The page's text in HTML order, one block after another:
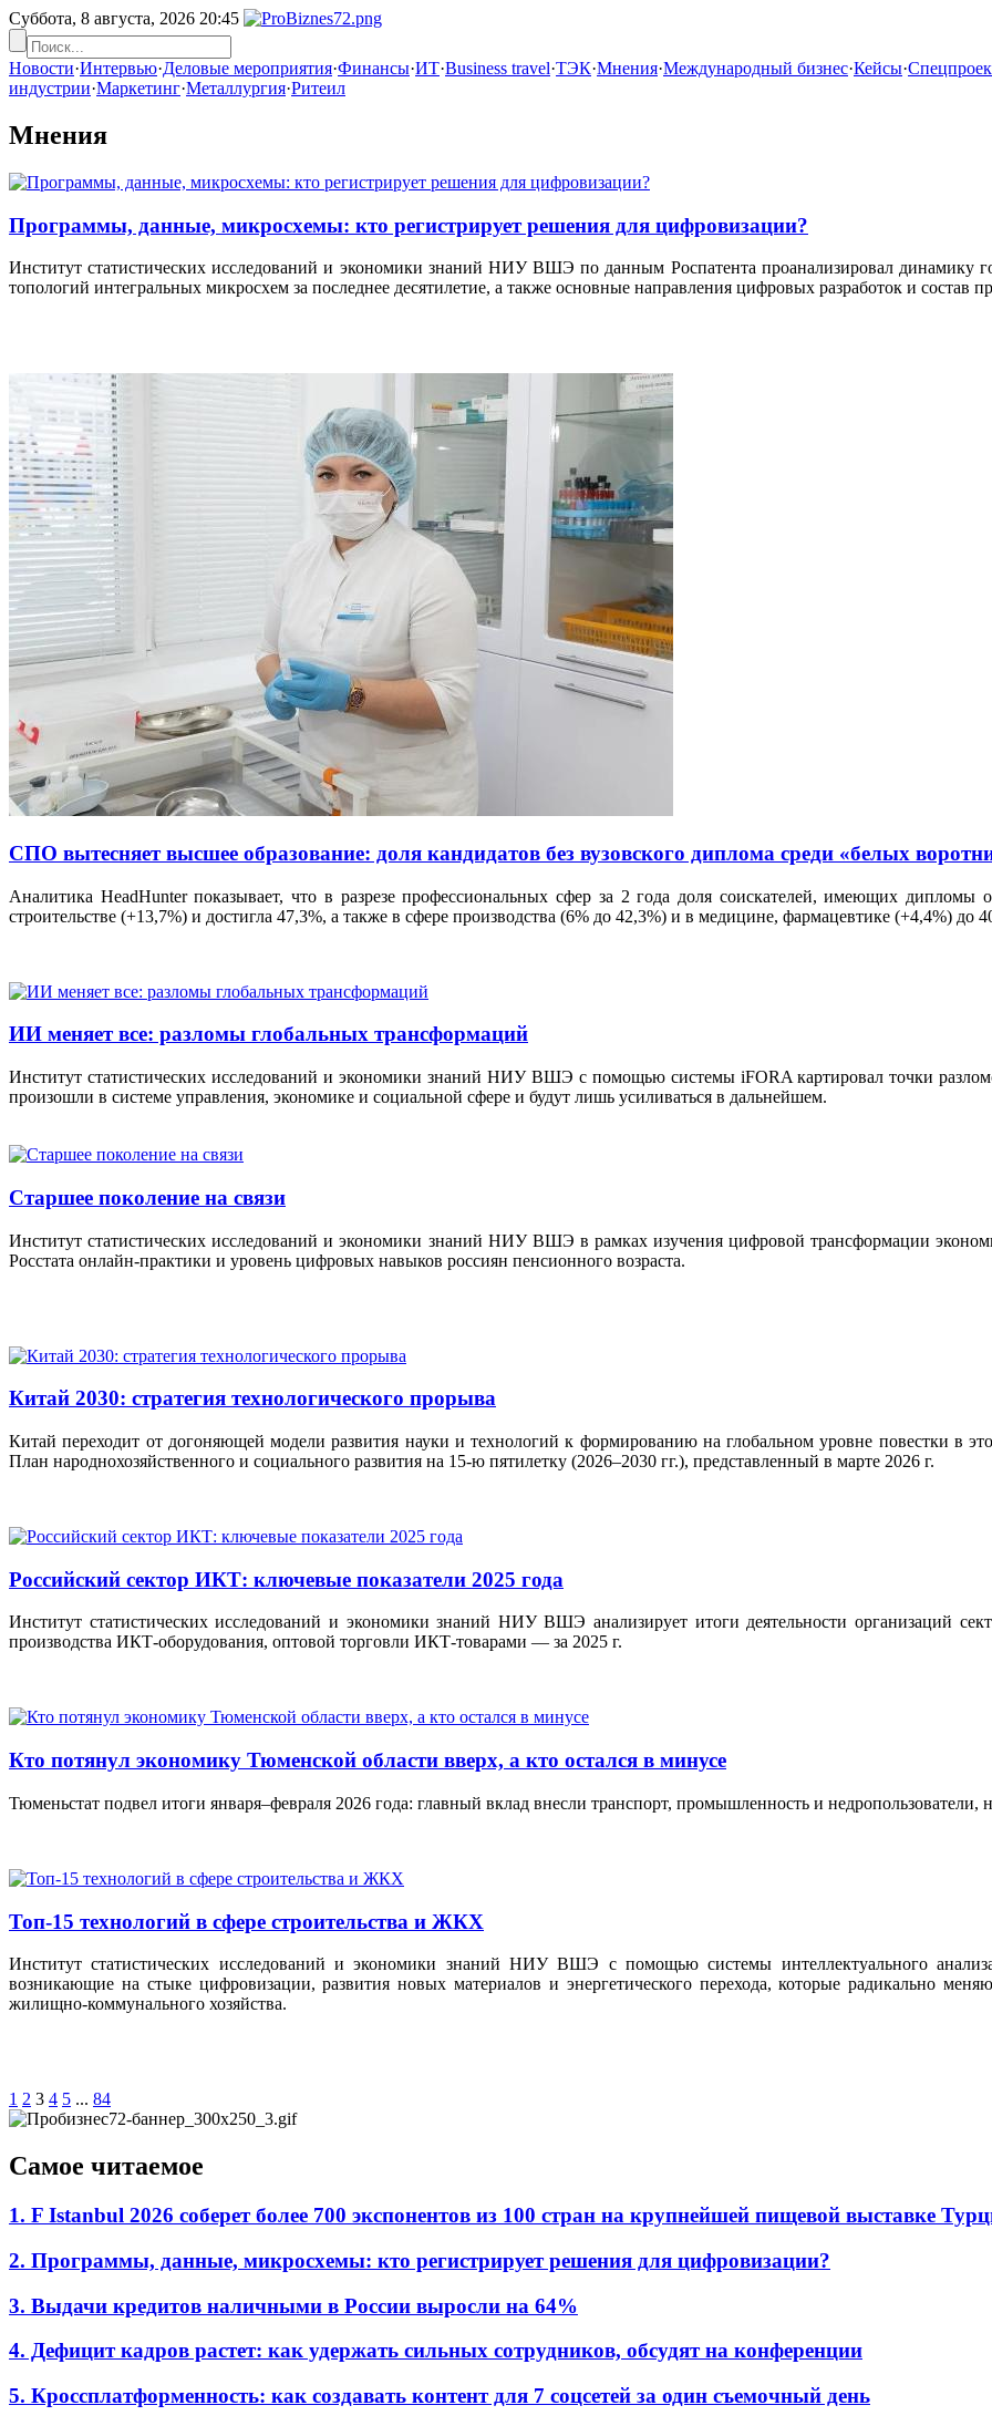
Суббота, 8 августа, 2026 20:45
Новости·Интервью·Деловые мероприятия·Финансы·ИТ·Business travel·ТЭК·Мнения·Международный бизнес·Кейсы·
индустрии·Маркетинг·Металлургия·Ритеил
Мнения
Программы, данные, микросхемы: кто регистрирует решения для цифровизации?
Институт статистических исследований и экономики знаний НИУ ВШЭ по данным Роспатента проанализировал динамику
топологий интегральных микросхем за последнее десятилетие, а также основные направления цифровых разработок и состав
СПО вытесняет высшее образование: доля кандидатов без вузовского диплома среди «белых
Аналитика HeadHunter показывает, что в разрезе профессиональных сфер за 2 года доля соискателей, имеющих дипломы
строительстве (+13,7%) и достигла 47,3%, а также в сфере производства (6% до 42,3%) и в медицине, фармацевтике (+4,4%) до
ИИ меняет все: разломы глобальных трансформаций
Институт статистических исследований и экономики знаний НИУ ВШЭ с помощью системы iFORA картировал точки
произошли в системе управления, экономике и социальной сфере и будут лишь усиливаться в дальнейшем.
Старшее поколение на связи
Институт статистических исследований и экономики знаний НИУ ВШЭ в рамках изучения цифровой трансформации
Росстата онлайн-практики и уровень цифровых навыков россиян пенсионного возраста.
Китай 2030: стратегия технологического прорыва
Китай переходит от догоняющей модели развития науки и технологий к формированию на глобальном уровне повестки в
План народнохозяйственного и социального развития на 15-ю пятилетку (2026–2030 гг.), представленный в марте 2026 г.
Российский сектор ИКТ: ключевые показатели 2025 года
Институт статистических исследований и экономики знаний НИУ ВШЭ анализирует итоги деятельности организаций
производства ИКТ-оборудования, оптовой торговли ИКТ-товарами — за 2025 г.
Кто потянул экономику Тюменской области вверх, а кто остался в минусе
Тюменьстат подвел итоги января–февраля 2026 года: главный вклад внесли транспорт, промышленность и
Топ-15 технологий в сфере строительства и ЖКХ
Институт статистических исследований и экономики знаний НИУ ВШЭ с помощью системы интеллектуального
возникающие на стыке цифровизации, развития новых материалов и энергетического перехода, которые радикально
жилищно-коммунального хозяйства.
1 2 3 4 5 ... 84
Самое читаемое
1. F Istanbul 2026 соберет более 700 экспонентов из 100 стран на крупнейшей пищевой выставке
2. Программы, данные, микросхемы: кто регистрирует решения для цифровизации?
3. Выдачи кредитов наличными в России выросли на 64%
4. Дефицит кадров растет: как удержать сильных сотрудников, обсудят на конференции
5. Кроссплатформенность: как создавать контент для 7 соцсетей за один съемочный день